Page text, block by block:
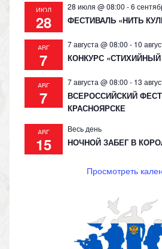
ИЮЛ
28
28 июля @ 08:00 -6
ФЕСТИВАЛЬ «НИТЬ
АВГ
7
7 августа @ 08:00 - 10
КОНКУРС
АВГ
7
7 августа @ 08:00 - 13
ВСЕРОССИЙСКИЙ
КРАСНОЯРСКЕ
АВГ
15
Весь день
НОЧНОЙ ЗАБЕГ В
Просмотреть